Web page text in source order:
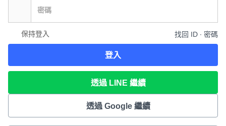
保持登入 找回 ID ∙ 密碼
登入
透過 LINE 繼續
透過 Google 繼續